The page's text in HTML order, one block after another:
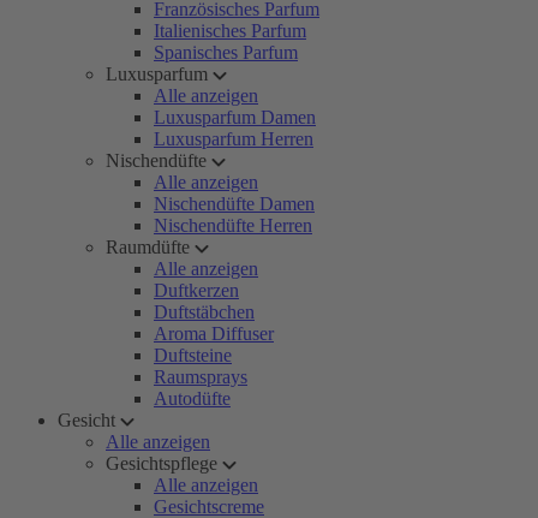
Französisches Parfum
Italienisches Parfum
Spanisches Parfum
Luxusparfum
Alle anzeigen
Luxusparfum Damen
Luxusparfum Herren
Nischendüfte
Alle anzeigen
Nischendüfte Damen
Nischendüfte Herren
Raumdüfte
Alle anzeigen
Duftkerzen
Duftstäbchen
Aroma Diffuser
Duftsteine
Raumsprays
Autodüfte
Gesicht
Alle anzeigen
Gesichtspflege
Alle anzeigen
Gesichtscreme